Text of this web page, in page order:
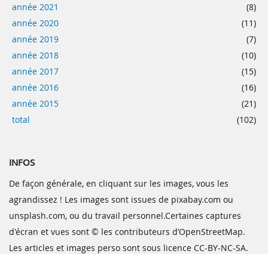
année 2021
(8)
année 2020
(11)
année 2019
(7)
année 2018
(10)
année 2017
(15)
année 2016
(16)
année 2015
(21)
total
(102)
INFOS
De façon générale, en cliquant sur les images, vous les
agrandissez ! Les images sont issues de pixabay.com ou
unsplash.com, ou du travail personnel.Certaines captures
d'écran et vues sont © les contributeurs d’OpenStreetMap.
Les articles et images perso sont sous licence CC-BY-NC-SA.